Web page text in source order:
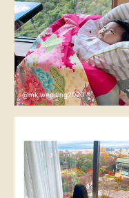
@mk.wedding2020